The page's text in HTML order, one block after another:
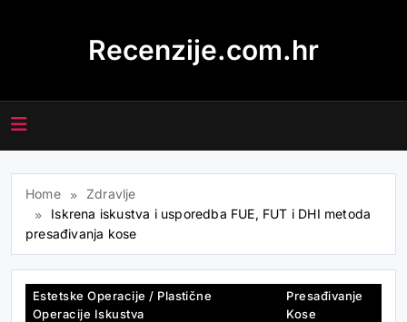
Recenzije.com.hr
Home
Zdravlje
Iskrena iskustva i usporedba FUE, FUT i DHI metoda
presađivanja kose
Estetske Operacije / Plastične
Operacije Iskustva
Presađivanje
Kose